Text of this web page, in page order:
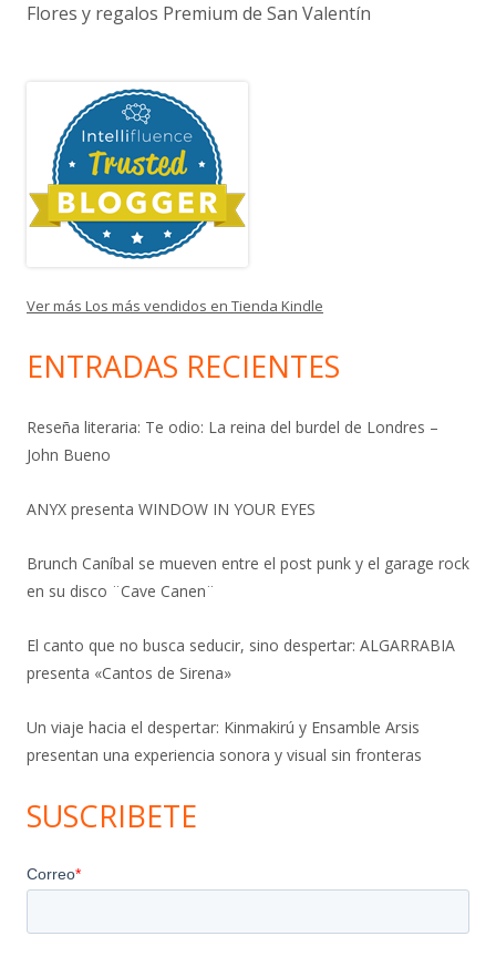
Flores y regalos Premium de San Valentín
Ver más Los más vendidos en Tienda Kindle
ENTRADAS RECIENTES
Reseña literaria: Te odio: La reina del burdel de Londres –
John Bueno
ANYX presenta WINDOW IN YOUR EYES
Brunch Caníbal se mueven entre el post punk y el garage rock
en su disco ¨Cave Canen¨
El canto que no busca seducir, sino despertar: ALGARRABIA
presenta «Cantos de Sirena»
Un viaje hacia el despertar: Kinmakirú y Ensamble Arsis
presentan una experiencia sonora y visual sin fronteras
SUSCRIBETE